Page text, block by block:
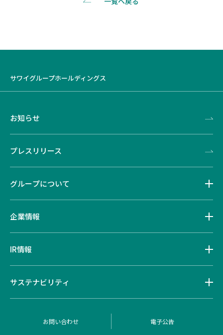
サワイグループホールディングス
お知らせ
プレスリリース
グループについて
企業情報
IR情報
サステナビリティ
お問い合わせ 電子公告